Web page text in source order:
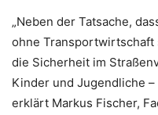
„Neben der Tatsache,
ohne Transportwirtschaft
die Sicherheit im
Kinder und Jugendliche
erklärt Markus Fischer,